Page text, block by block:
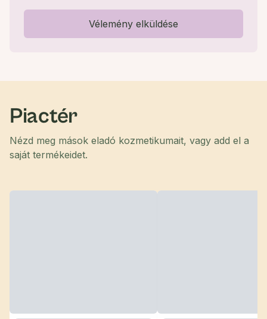
Vélemény elküldése
Piactér
Nézd meg mások eladó kozmetikumait, vagy add el a
saját termékeidet.